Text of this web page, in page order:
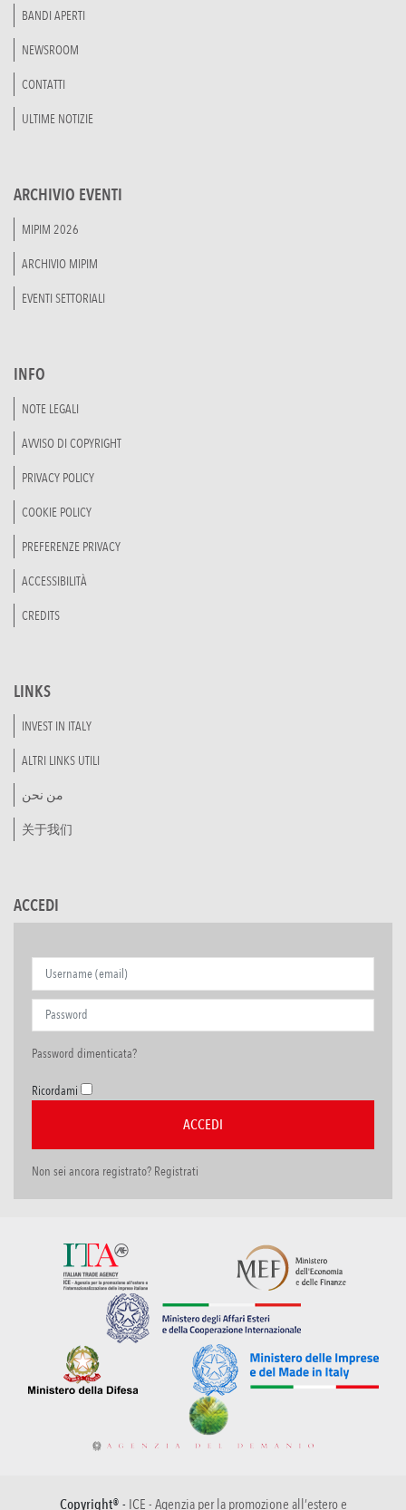
BANDI APERTI
NEWSROOM
CONTATTI
ULTIME NOTIZIE
ARCHIVIO EVENTI
MIPIM 2026
ARCHIVIO MIPIM
EVENTI SETTORIALI
INFO
NOTE LEGALI
AVVISO DI COPYRIGHT
PRIVACY POLICY
COOKIE POLICY
PREFERENZE PRIVACY
ACCESSIBILITÀ
CREDITS
LINKS
INVEST IN ITALY
ALTRI LINKS UTILI
من نحن
关于我们
ACCEDI
Password dimenticata?
Ricordami
Non sei ancora registrato? Registrati
Copyright® - ICE - Agenzia per la promozione all’estero e